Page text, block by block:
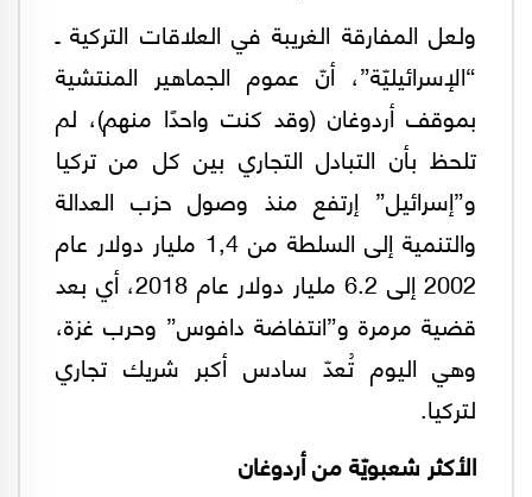
ولعل المفارقة الغريبة في العلاقات التركية ـ
“الإسرائيليّة”، أنّ عموم الجماهير المنتشية
بموقف أردوغان (وقد كنت واحدًا منهم)، لم
تلحظ بأن التبادل التجاري بين كل من تركيا
و”إسرائيل” إرتفع منذ وصول حزب العدالة
والتنمية إلى السلطة من 1,4 مليار دولار عام
2002 إلى 6.2 مليار دولار عام 2018، أي بعد
قضية مرمرة و”انتفاضة دافوس” وحرب غزة،
وهي اليوم تُعدّ سادس أكبر شريك تجاري
لتركيا.
الأكثر شعبويّة من أردوغان